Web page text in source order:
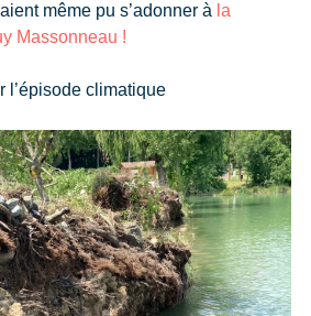
même pu s’adonner à la
Massonneau !
l’épisode climatique